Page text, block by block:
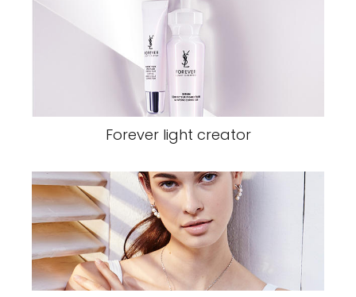
Forever light creator